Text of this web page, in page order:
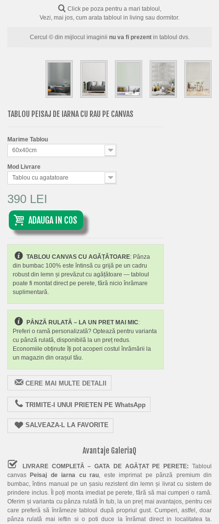
Click pe poza pentru a mari tabloul,
Vezi, mai jos, cum arata tabloul in living sau dormitor.
Cercul © din mijlocul imaginii nu va fi prezentin tabloul dvs.
TABLOU PEISAJ DE IARNA CU RAU PE CANVAS
Marime Tablou
60x40cm
Mod Livrare
Tablou cu agatatoare
390 LEI
ADAUGA IN COS
TABLOU CANVAS CU AGĂȚĂTOARE: Pânza
din bumbac 100% este întinsă cu grijă pe un cadru
robust din lemn și prevăzut cu agățătoare — tabloul
poate fi montat direct pe perete, fără nicio înrămare
suplimentară.
PÂNZĂ RULATĂ – LA UN PRET MAI MIC:
Preferi o ramă personalizată? Optează pentru varianta
cu pânză rulată, disponibilă la un preț redus.
Economiile obținute îți pot acoperi costul înrămării la
un magazin din orașul tău.
CERE MAI MULTE DETALII
TRIMITE-I UNUI PRIETEN PE WhatsApp
SALVEAZA-L LA FAVORITE
Avantaje GaleriaQ
LIVRARE COMPLETĂ – GATA DE AGĂȚAT PE PERETE:Tabloul
canvasPeisaj de iarna cu rau , este imprimat pe pânză premium din
bumbac, întins manual pe un șasiu rezistent din lemn și livrat cu sistem de
prindere inclus. Îl poți monta imediat pe perete, fără să mai cumperi o ramă.
Oferim și varianta cu pânza rulată în tub, la un preț mai avantajos, pentru cei
care preferă să înrămeze tabloul după propriul gust. Cumperi, astfel, doar
pânza rulată mai ieftin si o poti duce la înrămat direct in localitatea ta.